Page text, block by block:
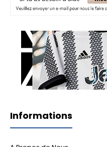
Informations